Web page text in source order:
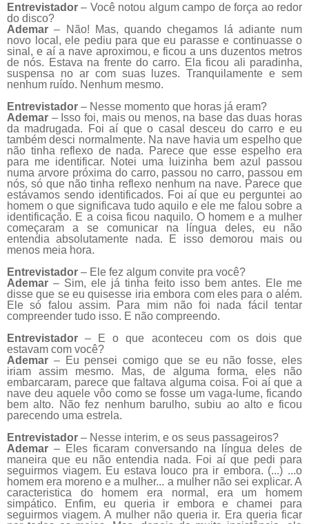
Entrevistador – Você notou algum campo de força ao redor
do disco?
Ademar – Não! Mas, quando chegamos lá adiante num
novo local, ele pediu para que eu parasse e continuasse o
sinal, e aí a nave aproximou, e ficou a uns duzentos metros
de nós. Estava na frente do carro. Ela ficou ali paradinha,
suspensa no ar com suas luzes. Tranquilamente e sem
nenhum ruído. Nenhum mesmo.
Entrevistador – Nesse momento que horas já eram?
Ademar – Isso foi, mais ou menos, na base das duas horas
da madrugada. Foi aí que o casal desceu do carro e eu
também desci normalmente. Na nave havia um espelho que
não tinha reflexo de nada. Parece que esse espelho era
para me identificar. Notei uma luizinha bem azul passou
numa arvore próxima do carro, passou no carro, passou em
nós, só que não tinha reflexo nenhum na nave. Parece que
estávamos sendo identificados. Foi aí que eu perguntei ao
homem o que significava tudo aquilo e ele me falou sobre a
identificação. E a coisa ficou naquilo. O homem e a mulher
começaram a se comunicar na língua deles, eu não
entendia absolutamente nada. E isso demorou mais ou
menos meia hora.
Entrevistador – Ele fez algum convite pra você?
Ademar – Sim, ele já tinha feito isso bem antes. Ele me
disse que se eu quisesse iria embora com eles para o além.
Ele só falou assim. Para mim não foi nada fácil tentar
compreender tudo isso. E não compreendo.
Entrevistador – E o que aconteceu com os dois que
estavam com você?
Ademar – Eu pensei comigo que se eu não fosse, eles
iriam assim mesmo. Mas, de alguma forma, eles não
embarcaram, parece que faltava alguma coisa. Foi aí que a
nave deu aquele vôo como se fosse um vaga-lume, ficando
bem alto. Não fez nenhum barulho, subiu ao alto e ficou
parecendo uma estrela.
Entrevistador – Nesse interim, e os seus passageiros?
Ademar – Eles ficaram conversando na língua deles de
maneira que eu não entendia nada. Foi aí que pedi para
seguirmos viagem. Eu estava louco pra ir embora. (...) ...o
homem era moreno e a mulher... a mulher não sei explicar. A
caracteristica do homem era normal, era um homem
simpático. Enfim, eu queria ir embora e chamei para
seguirmos viagem. A mulher não queria ir. Era queria ficar